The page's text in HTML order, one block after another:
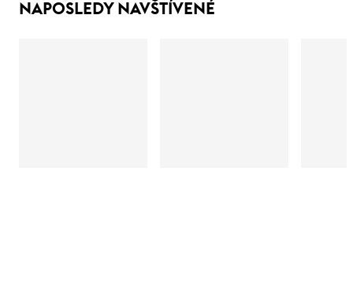
NAPOSLEDY NAVŠTÍVENÉ